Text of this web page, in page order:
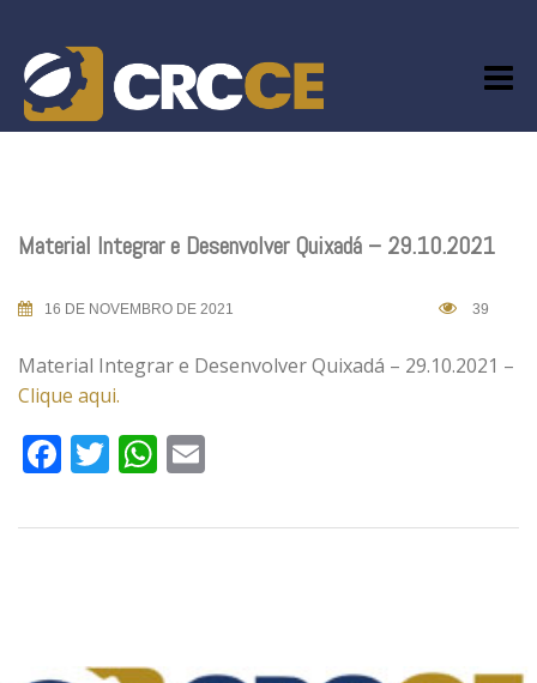
content
Material Integrar e Desenvolver Quixadá – 29.10.2021
16 DE NOVEMBRO DE 2021 39
Material Integrar e Desenvolver Quixadá – 29.10.2021 –
Clique aqui.
Facebook
TwitterWhatsApp